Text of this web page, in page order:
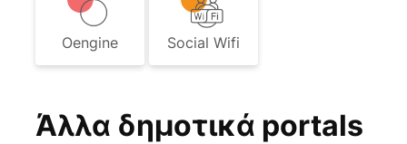
Oengine Social Wifi
Άλλα δημοτικά portals